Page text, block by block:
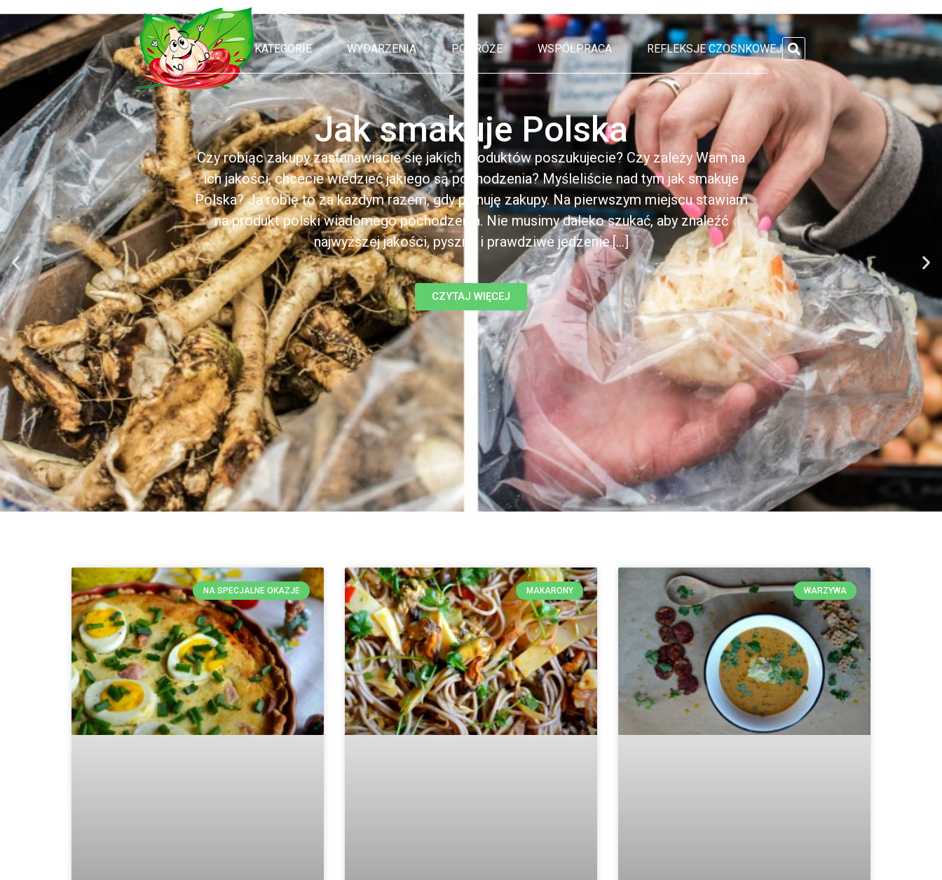
KATEGORIE WYDARZENIA PODRÓŻE WSPÓŁPRACA REFLEKSJE CZOSNKOWEJ
Jak smakuje Polska
Czy robiąc zakupy zastanawiacie się jakich produktów poszukujecie? Czy zależy Wam na
ich jakości, chcecie wiedzieć jakiego są pochodzenia? Myśleliście nad tym jak smakuje
Polska? Ja robię to za każdym razem, gdy planuję zakupy. Na pierwszym miejscu stawiam
na produkt polski wiadomego pochodzenia. Nie musimy daleko szukać, aby znaleźć
najwyższej jakości, pyszne i prawdziwe jedzenie.[...]
CZYTAJ WIĘCEJ
NA SPECJALNE OKAZJE MAKARONY WARZYWA